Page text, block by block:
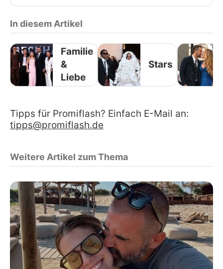
In diesem Artikel
Familie
&
Liebe
Stars
Tipps für Promiflash? Einfach E-Mail an:
tipps@promiflash.de
Weitere Artikel zum Thema